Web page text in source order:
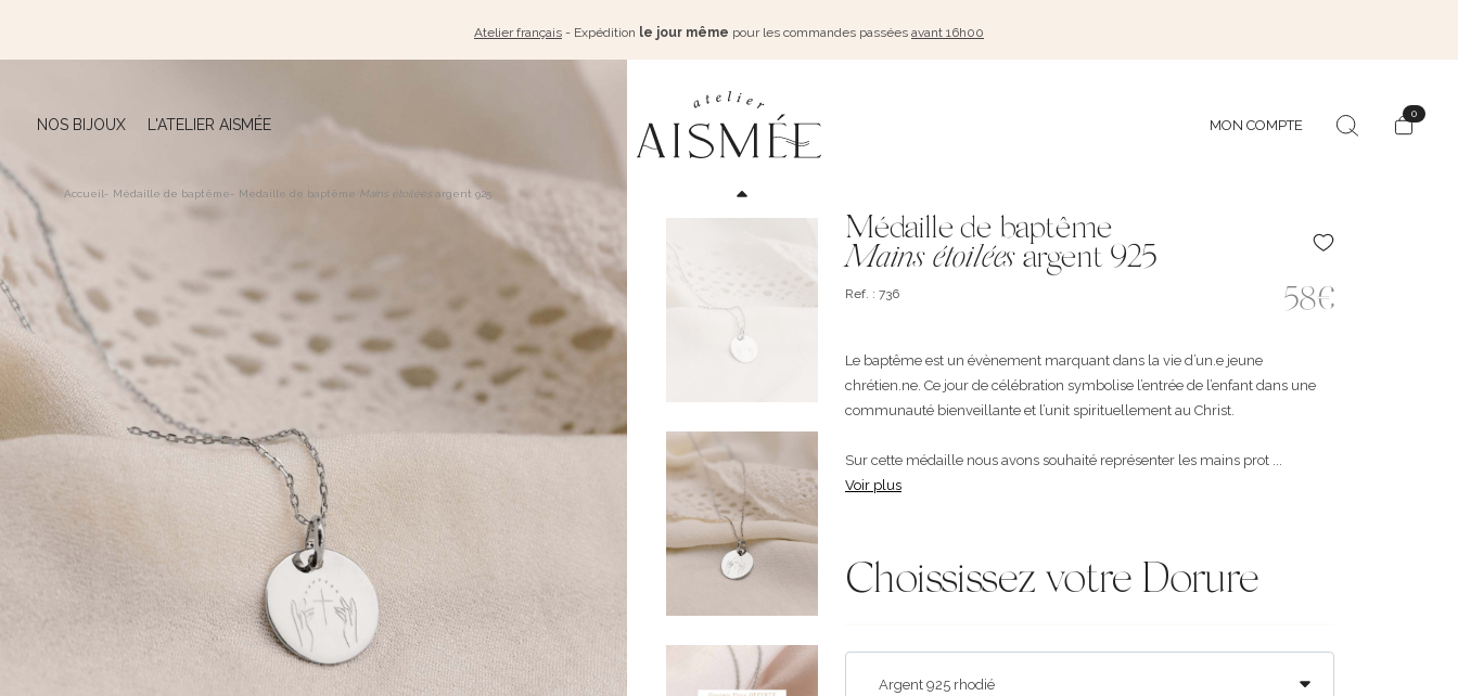
Atelier français - Expédition le jour même pour les commandes passées avant 16h00
NOS BIJOUX L'ATELIER AISMÉE MON COMPTE
0
Accueil- Médaille de baptême- Médaille de baptême Mains étoilées argent 925
Médaille de baptême
Mains étoiléesargent 925
Ref. : 736 58€
Le baptême est un évènement marquant dans la vie d’un.e jeune
chrétien.ne. Ce jour de célébration symbolise l’entrée de l’enfant dans une
communauté bienveillante et l’unit spirituellement au Christ.
Sur cette médaille nous avons souhaité représenter les mains prot ...
Voir plus
Choississez votre Dorure